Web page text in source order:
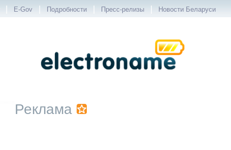
| E-Gov | Подробности | Пресс-релизы | Новости Беларуси
Реклама